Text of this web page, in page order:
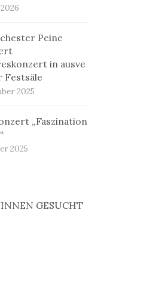
Peine
in ausve
Festsäle
2025
„Faszination
2025
GESUCHT